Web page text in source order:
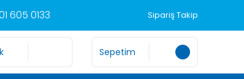
605 0133 Sipariş Takip
Sepetim